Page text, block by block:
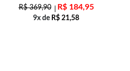
R$369,90 R$184,95
9x de R$ 21,58